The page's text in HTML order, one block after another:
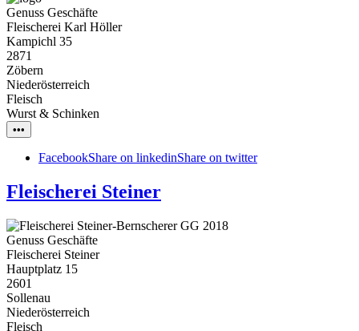
Genuss Geschäfte
Fleischerei Karl Höller
Kampichl 35
2871
Zöbern
Niederösterreich
Fleisch
Wurst & Schinken
•••
FacebookShare on linkedinShare on twitter
Fleischerei Steiner
Genuss Geschäfte
Fleischerei Steiner
Hauptplatz 15
2601
Sollenau
Niederösterreich
Fleisch